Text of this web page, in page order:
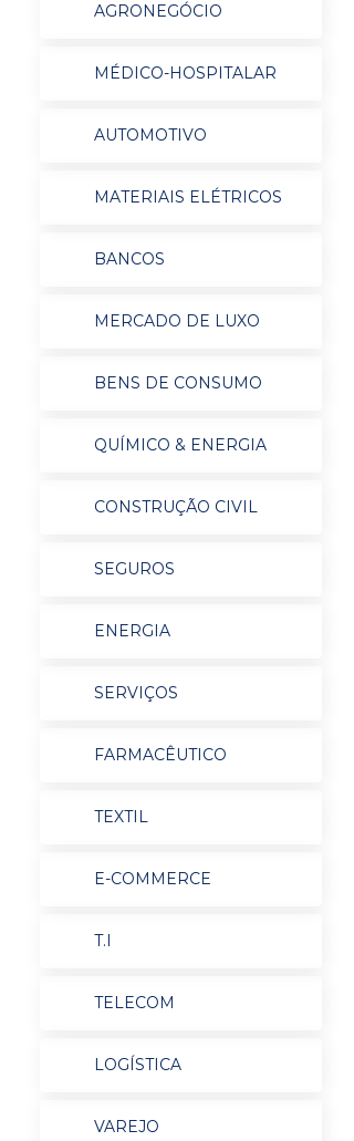
AGRONEGÓCIO
MÉDICO-HOSPITALAR
AUTOMOTIVO
MATERIAIS ELÉTRICOS
BANCOS
MERCADO DE LUXO
BENS DE CONSUMO
QUÍMICO & ENERGIA
CONSTRUÇÃO CIVIL
SEGUROS
ENERGIA
SERVIÇOS
FARMACÊUTICO
TEXTIL
E-COMMERCE
T.I
TELECOM
LOGÍSTICA
VAREJO